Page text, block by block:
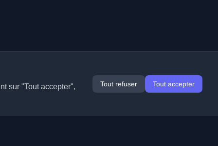
sur "Tout accepter",
Tout refuser Tout accepter